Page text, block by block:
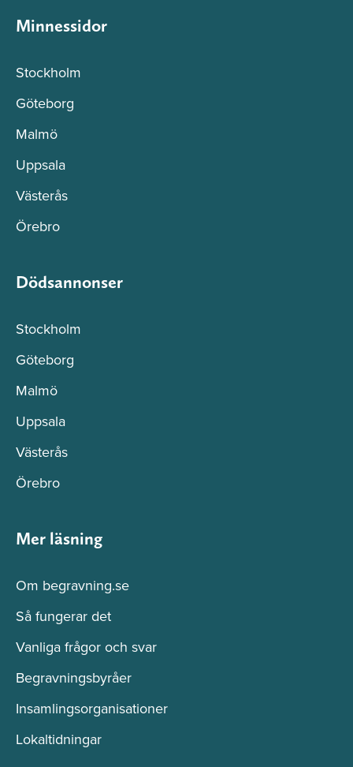
Minnessidor
Stockholm
Göteborg
Malmö
Uppsala
Västerås
Örebro
Dödsannonser
Stockholm
Göteborg
Malmö
Uppsala
Västerås
Örebro
Mer läsning
Om begravning.se
Så fungerar det
Vanliga frågor och svar
Begravningsbyråer
Insamlingsorganisationer
Lokaltidningar